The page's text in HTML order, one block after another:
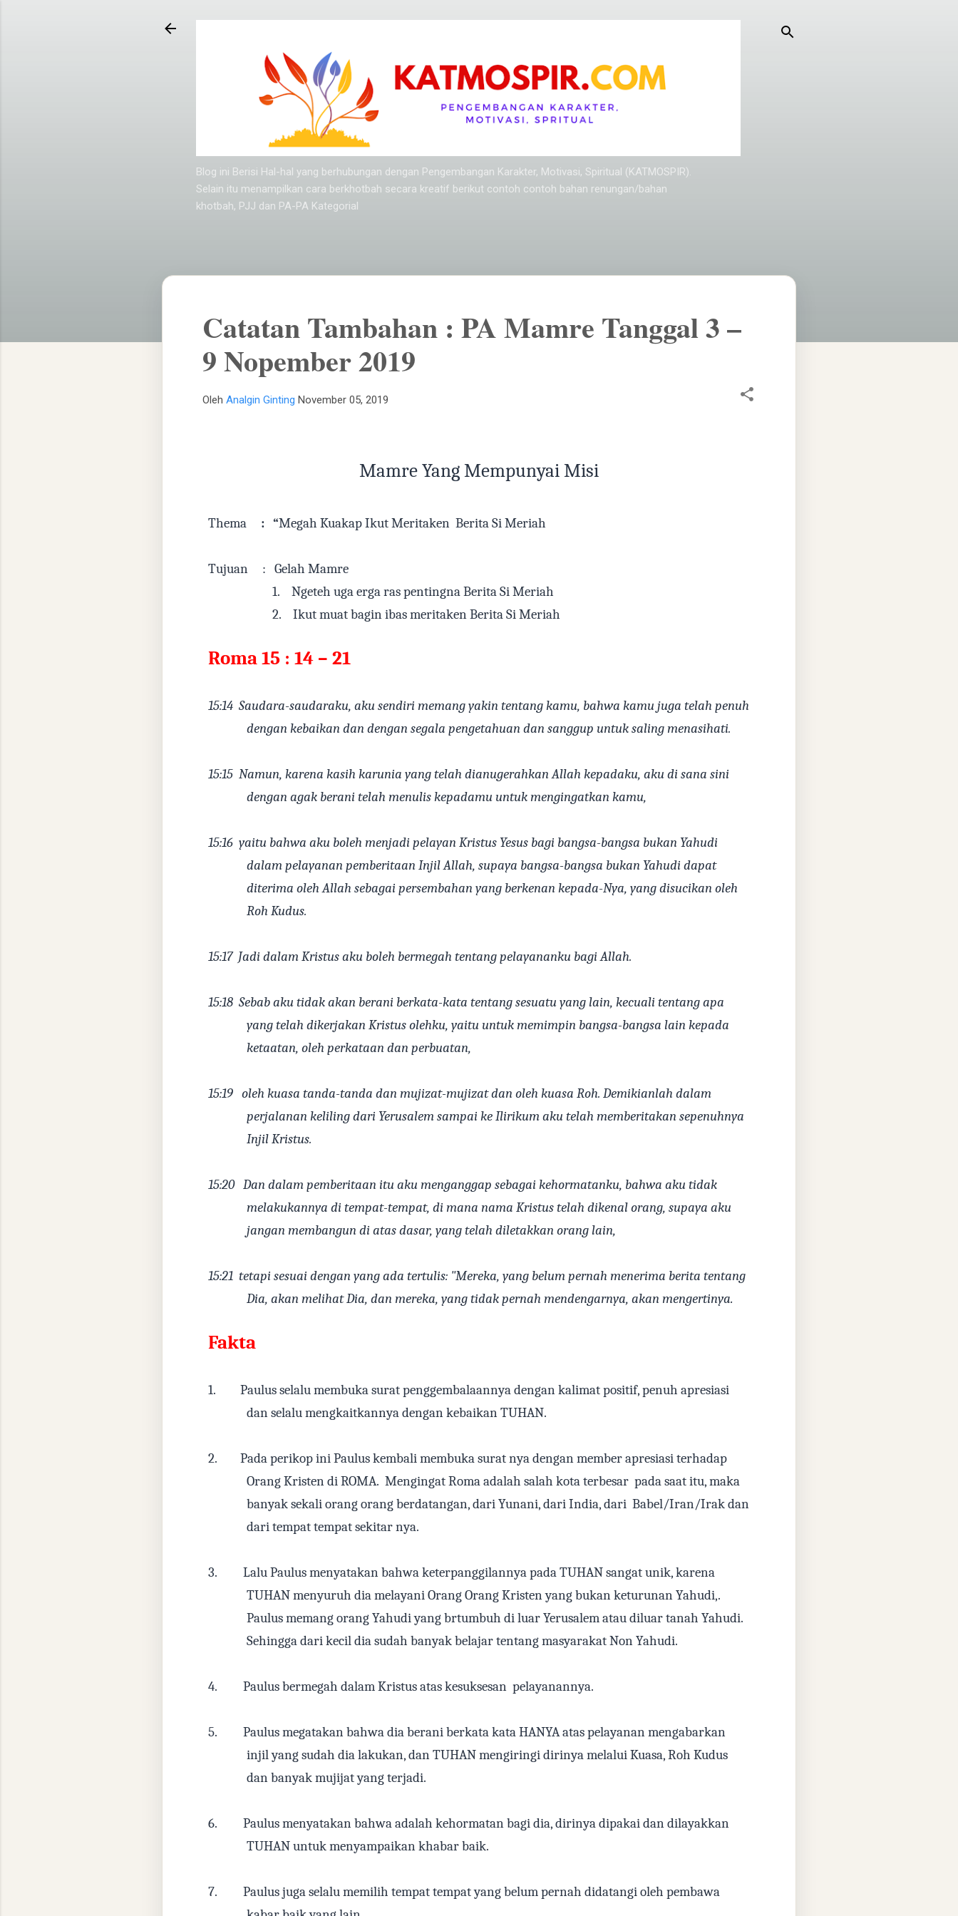
Langsung ke konten utama
Blog ini Berisi Hal-hal yang berhubungan dengan Pengembangan Karakter, Motivasi, Spiritual (KATMOSPIR).
Selain itu menampilkan cara berkhotbah secara kreatif berikut contoh contoh bahan renungan/bahan
khotbah, PJJ dan PA-PA Kategorial
Catatan Tambahan : PA Mamre Tanggal 3 –
9 Nopember 2019
Oleh Analgin Ginting November 05, 2019
Mamre Yang Mempunyai Misi
Thema : “Megah Kuakap Ikut Meritaken Berita Si Meriah
Tujuan : Gelah Mamre
1.
Ngeteh uga erga ras pentingna Berita Si Meriah
2.
Ikut muat bagin ibas meritaken Berita Si Meriah
Roma 15 : 14 – 21
15:14 Saudara-saudaraku, aku sendiri memang yakin tentang kamu, bahwa kamu juga telah penuh
dengan kebaikan dan dengan segala pengetahuan dan sanggup untuk saling menasihati.
15:15 Namun, karena kasih karunia yang telah dianugerahkan Allah kepadaku, aku di sana sini
dengan agak berani telah menulis kepadamu untuk mengingatkan kamu,
15:16 yaitu bahwa aku boleh menjadi pelayan Kristus Yesus bagi bangsa-bangsa bukan Yahudi
dalam pelayanan pemberitaan Injil Allah, supaya bangsa-bangsa bukan Yahudi dapat
diterima oleh Allah sebagai persembahan yang berkenan kepada-Nya, yang disucikan oleh
Roh Kudus.
15:17 Jadi dalam Kristus aku boleh bermegah tentang pelayananku bagi Allah.
15:18 Sebab aku tidak akan berani berkata-kata tentang sesuatu yang lain, kecuali tentang apa
yang telah dikerjakan Kristus olehku, yaitu untuk memimpin bangsa-bangsa lain kepada
ketaatan, oleh perkataan dan perbuatan,
15:19 oleh kuasa tanda-tanda dan mujizat-mujizat dan oleh kuasa Roh. Demikianlah dalam
perjalanan keliling dari Yerusalem sampai ke Ilirikum aku telah memberitakan sepenuhnya
Injil Kristus.
15:20 Dan dalam pemberitaan itu aku menganggap sebagai kehormatanku, bahwa aku tidak
melakukannya di tempat-tempat, di mana nama Kristus telah dikenal orang, supaya aku
jangan membangun di atas dasar, yang telah diletakkan orang lain,
15:21 tetapi sesuai dengan yang ada tertulis: "Mereka, yang belum pernah menerima berita tentang
Dia, akan melihat Dia, dan mereka, yang tidak pernah mendengarnya, akan mengertinya.
Fakta
1.
Paulus selalu membuka surat penggembalaannya dengan kalimat positif, penuh apresiasi
dan selalu mengkaitkannya dengan kebaikan TUHAN.
2.
Pada perikop ini Paulus kembali membuka surat nya dengan member apresiasi terhadap
Orang Kristen di ROMA. Mengingat Roma adalah salah kota terbesar pada saat itu, maka
banyak sekali orang orang berdatangan, dari Yunani, dari India, dari Babel/Iran/Irak dan
dari tempat tempat sekitar nya.
3.
Lalu Paulus menyatakan bahwa keterpanggilannya pada TUHAN sangat unik, karena
TUHAN menyuruh dia melayani Orang Orang Kristen yang bukan keturunan Yahudi,.
Paulus memang orang Yahudi yang brtumbuh di luar Yerusalem atau diluar tanah Yahudi.
Sehingga dari kecil dia sudah banyak belajar tentang masyarakat Non Yahudi.
4. Paulus bermegah dalam Kristus atas kesuksesan pelayanannya.
5.
Paulus megatakan bahwa dia berani berkata kata HANYA atas pelayanan mengabarkan
injil yang sudah dia lakukan, dan TUHAN mengiringi dirinya melalui Kuasa, Roh Kudus
dan banyak mujijat yang terjadi.
6.
Paulus menyatakan bahwa adalah kehormatan bagi dia, dirinya dipakai dan dilayakkan
TUHAN untuk menyampaikan khabar baik.
7.
Paulus juga selalu memilih tempat tempat yang belum pernah didatangi oleh pembawa